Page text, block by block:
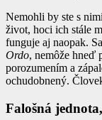
Nemohli by ste s
život, hoci ich stále
funguje aj naopak.
Ordo, nemôže hneď
porozumením a
ochudobnený.
Falošná